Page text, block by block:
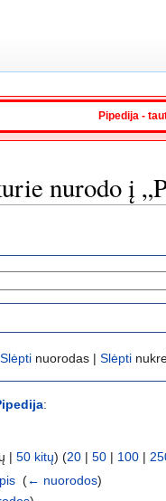
Pipedija -
nurodo į
Slėpti nuorodas | Slėpti
:
| 50 kitų) (20 | 50 | 100 |
‎(← nuorodos)